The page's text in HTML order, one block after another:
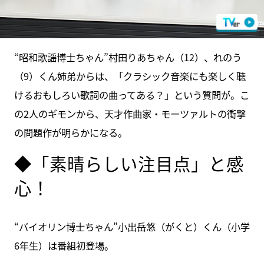
“昭和歌謡博士ちゃん”村田りあちゃん（12）、れのう
（9）くん姉弟からは、「クラシック音楽にも楽しく聴
けるおもしろい歌詞の曲ってある？」という質問が。こ
の2人のギモンから、天才作曲家・モーツァルトの衝撃
の問題作が明らかになる。
◆「素晴らしい注目点」と感
心！
“バイオリン博士ちゃん”小出岳悠（がくと）くん（小学
6年生）は番組初登場。